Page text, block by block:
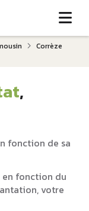
Corrèze
,
fonction de sa
en fonction du
votre